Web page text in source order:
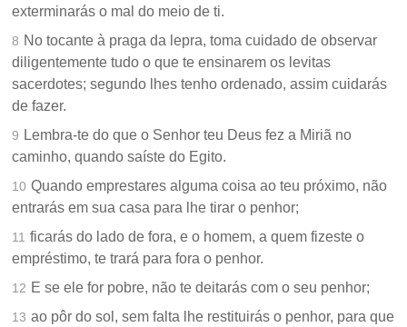
exterminarás o mal do meio de ti.
8 No tocante à praga da lepra, toma cuidado de observar
diligentemente tudo o que te ensinarem os levitas
sacerdotes; segundo lhes tenho ordenado, assim cuidarás
de fazer.
9 Lembra-te do que o Senhor teu Deus fez a Miriã no
caminho, quando saíste do Egito.
10 Quando emprestares alguma coisa ao teu próximo, não
entrarás em sua casa para lhe tirar o penhor;
11 ficarás do lado de fora, e o homem, a quem fizeste o
empréstimo, te trará para fora o penhor.
12 E se ele for pobre, não te deitarás com o seu penhor;
13 ao pôr do sol, sem falta lhe restituirás o penhor, para que